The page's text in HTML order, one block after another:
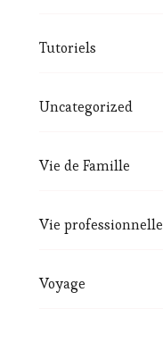
Tutoriels
Uncategorized
Vie de Famille
Vie professionnelle
Voyage